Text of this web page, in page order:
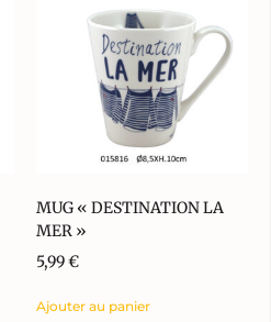
MUG « DESTINATION LA
MER »
5,99€
Ajouter au panier